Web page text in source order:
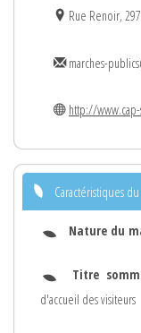
Rue Renoir,
marches-
http://
Caractéristiques
Nature du
Titre
d'accueil des visiteurs